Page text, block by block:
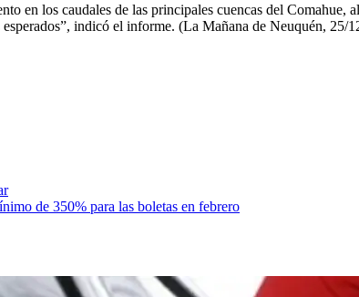
en los caudales de las principales cuencas del
indicó el informe. (La Mañana de Neuquén, 25/
de 350% para las boletas en febrero